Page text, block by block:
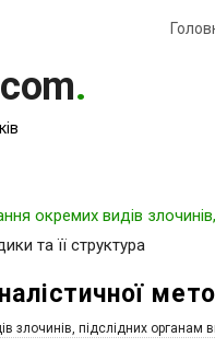
.
окремих видів
та її структура
злочинів, підслідних органам